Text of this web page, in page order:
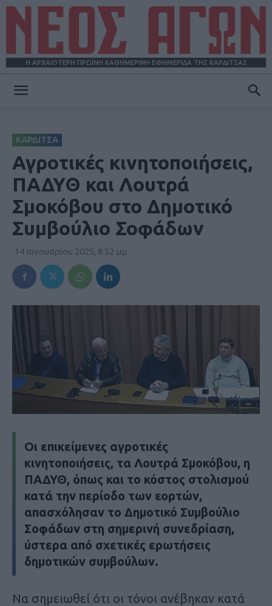
Η ΑΡΧΑΙΟΤΕΡΗ ΠΡΩΪΝΗ ΚΑΘΗΜΕΡΙΝΗ ΕΦΗΜΕΡΙΔΑ ΤΗΣ ΚΑΡΔΙΤΣΑΣ
ΚΑΡΔΙΤΣΑ
Αγροτικές κινητοποιήσεις,
ΠΑΔΥΘ και Λουτρά
Σμοκόβου στο Δημοτικό
Συμβούλιο Σοφάδων
14 Ιανουαρίου 2025, 8:52 μμ
Οι επικείμενες αγροτικές
κινητοποιήσεις, τα Λουτρά Σμοκόβου, η
ΠΑΔΥΘ, όπως και το κόστος στολισμού
κατά την περίοδο των εορτών,
απασχόλησαν το Δημοτικό Συμβούλιο
Σοφάδων στη σημερινή συνεδρίαση,
ύστερα από σχετικές ερωτήσεις
δημοτικών συμβούλων.
Να σημειωθεί ότι οι τόνοι ανέβηκαν κατά